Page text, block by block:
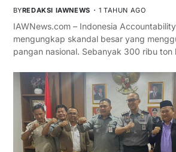
BYREDAKSI IAWNEWS 1 TAHUN AGO
IAWNews.com – Indonesia
mengungkap skandal besar yang
pangan nasional. Sebanyak 300 ribu ton